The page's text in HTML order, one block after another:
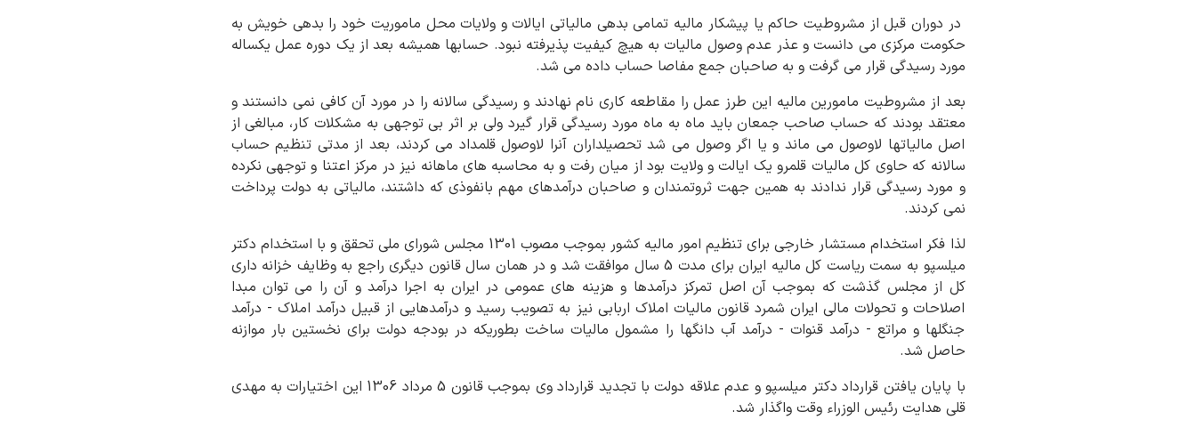
در دوران قبل از مشروطیت حاکم یا پیشکار مالیه تمامی بدهی مالیاتی ایالات و ولایات محل ماموریت خود را بدهی خویش به
حکومت مرکزی می دانست و عذر عدم وصول مالیات به هیچ کیفیت پذیرفته نبود. حسابها همیشه بعد از یک دوره عمل یکساله
مورد رسیدگی قرار می گرفت و به صاحبان جمع مفاصا حساب داده می شد.
بعد از مشروطیت مامورین مالیه این طرز عمل را مقاطعه کاری نام نهادند و رسیدگی سالانه را در مورد آن کافی نمی دانستند و
معتقد بودند که حساب صاحب جمعان باید ماه به ماه مورد رسیدگی قرار گیرد ولی بر اثر بی توجهی به مشکلات کار، مبالغی از
اصل مالیاتها لاوصول می ماند و یا اگر وصول می شد تحصیلداران آنرا لاوصول قلمداد می کردند، بعد از مدتی تنظیم حساب
سالانه که حاوی کل مالیات قلمرو یک ایالت و ولایت بود از میان رفت و به محاسبه های ماهانه نیز در مرکز اعتنا و توجهی نکرده
و مورد رسیدگی قرار ندادند به همین جهت ثروتمندان و صاحبان درآمدهای مهم بانفوذی که داشتند، مالیاتی به دولت پرداخت
نمی کردند.
لذا فکر استخدام مستشار خارجی برای تنظیم امور مالیه کشور بموجب مصوب 1301 مجلس شورای ملی تحقق و با استخدام دکتر
میلسپو به سمت ریاست کل مالیه ایران برای مدت 5 سال موافقت شد و در همان سال قانون دیگری راجع به وظایف خزانه داری
کل از مجلس گذشت که بموجب آن اصل تمرکز درآمدها و هزینه های عمومی در ایران به اجرا درآمد و آن را می توان مبدا
اصلاحات و تحولات مالی ایران شمرد قانون مالیات املاک اربابی نیز به تصویب رسید و درآمدهایی از قبیل درآمد املاک - درآمد
جنگلها و مراتع - درآمد قنوات - درآمد آب دانگها را مشمول مالیات ساخت بطوریکه در بودجه دولت برای نخستین بار موازنه
حاصل شد.
با پایان یافتن قرارداد دکتر میلسپو و عدم علاقه دولت با تجدید قرارداد وی بموجب قانون 5 مرداد 1306 این اختیارات به مهدی
قلی هدایت رئیس الوزراء وقت واگذار شد.